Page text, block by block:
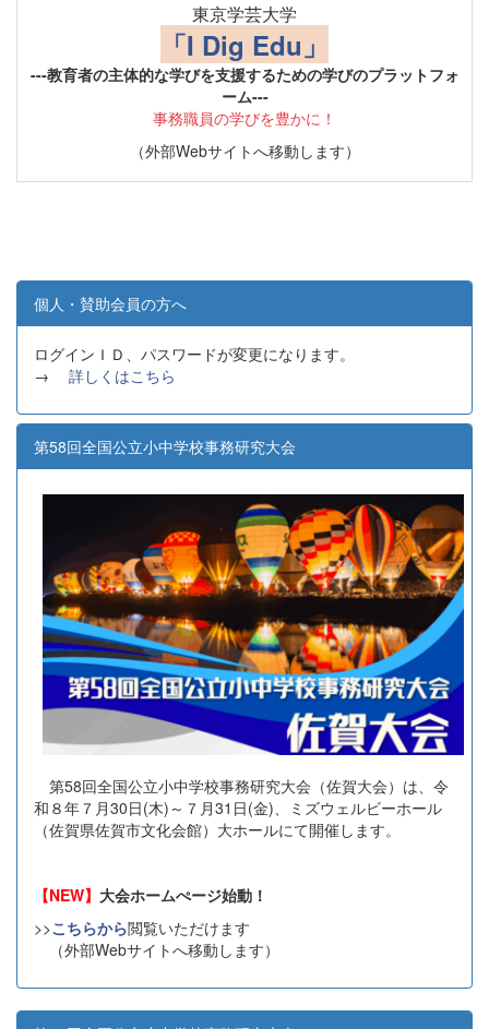
東京学芸大学
「I Dig Edu」
---教育者の主体的な学びを支援するための学びのプラットフォ
ーム---
事務職員の学びを豊かに！
（外部Webサイトへ移動します）
個人・賛助会員の方へ
ログインＩＤ、パスワードが変更になります。
→ 詳しくはこちら
第58回全国公立小中学校事務研究大会
第58回全国公立小中学校事務研究大会（佐賀大会）は、令
和８年７月30日(木)～７月31日(金)、ミズウェルビーホール
（佐賀県佐賀市文化会館）大ホールにて開催します。
【NEW】 大会ホームぺージ始動！
>>こちらから閲覧いただけます
（外部Webサイトへ移動します）